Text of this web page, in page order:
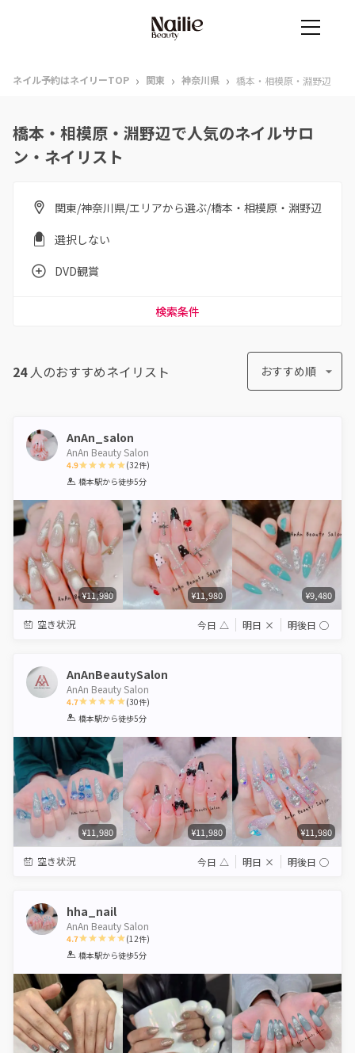
ネイル予約はネイリーTOP › 関東 › 神奈川県 › 橋本・相模原・淵野辺
橋本・相模原・淵野辺で人気のネイルサロ
ン・ネイリスト
関東/神奈川県/エリアから選ぶ/橋本・相模原・淵野辺
選択しない
DVD観賞
検索条件
24人のおすすめネイリスト おすすめ順
AnAn_salon
AnAn Beauty Salon
4.9
1 2 3 4 5
(32件)
橋本駅から徒歩5分
¥11,980 ¥11,980 ¥9,480
空き状況 今日 △ 明日 × 明後日 ◯
AnAnBeautySalon
AnAn Beauty Salon
4.7
1 2 3 4 5
(30件)
橋本駅から徒歩5分
¥11,980 ¥11,980 ¥11,980
空き状況 今日 △ 明日 × 明後日 ◯
hha_nail
AnAn Beauty Salon
4.7
1 2 3 4 5
(12件)
橋本駅から徒歩5分